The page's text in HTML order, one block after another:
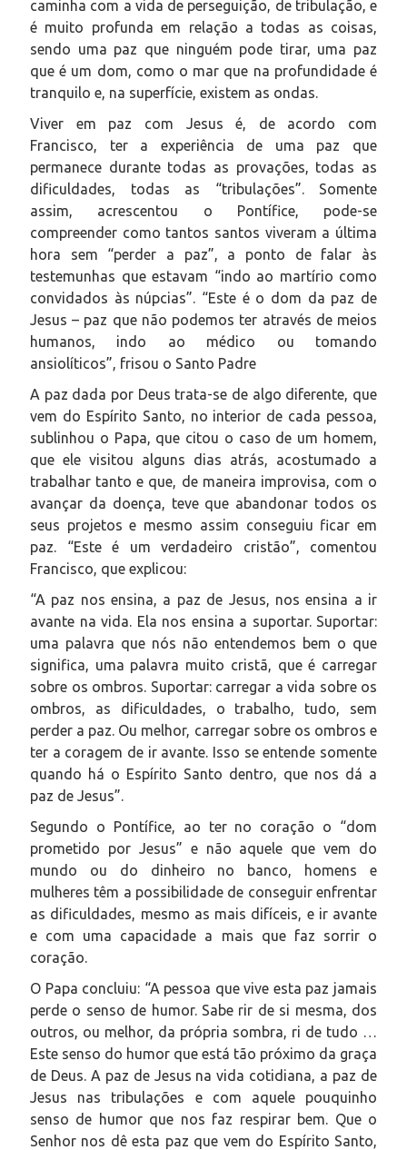
caminha com a vida de perseguição, de tribulação, e
é muito profunda em relação a todas as coisas,
sendo uma paz que ninguém pode tirar, uma paz
que é um dom, como o mar que na profundidade é
tranquilo e, na superfície, existem as ondas.
Viver em paz com Jesus é, de acordo com
Francisco, ter a experiência de uma paz que
permanece durante todas as provações, todas as
dificuldades, todas as “tribulações”. Somente
assim, acrescentou o Pontífice, pode-se
compreender como tantos santos viveram a última
hora sem “perder a paz”, a ponto de falar às
testemunhas que estavam “indo ao martírio como
convidados às núpcias”. “Este é o dom da paz de
Jesus – paz que não podemos ter através de meios
humanos, indo ao médico ou tomando
ansiolíticos”, frisou o Santo Padre
A paz dada por Deus trata-se de algo diferente, que
vem do Espírito Santo, no interior de cada pessoa,
sublinhou o Papa, que citou o caso de um homem,
que ele visitou alguns dias atrás, acostumado a
trabalhar tanto e que, de maneira improvisa, com o
avançar da doença, teve que abandonar todos os
seus projetos e mesmo assim conseguiu ficar em
paz. “Este é um verdadeiro cristão”, comentou
Francisco, que explicou:
“A paz nos ensina, a paz de Jesus, nos ensina a ir
avante na vida. Ela nos ensina a suportar. Suportar:
uma palavra que nós não entendemos bem o que
significa, uma palavra muito cristã, que é carregar
sobre os ombros. Suportar: carregar a vida sobre os
ombros, as dificuldades, o trabalho, tudo, sem
perder a paz. Ou melhor, carregar sobre os ombros e
ter a coragem de ir avante. Isso se entende somente
quando há o Espírito Santo dentro, que nos dá a
paz de Jesus”.
Segundo o Pontífice, ao ter no coração o “dom
prometido por Jesus” e não aquele que vem do
mundo ou do dinheiro no banco, homens e
mulheres têm a possibilidade de conseguir enfrentar
as dificuldades, mesmo as mais difíceis, e ir avante
e com uma capacidade a mais que faz sorrir o
coração.
O Papa concluiu: “A pessoa que vive esta paz jamais
perde o senso de humor. Sabe rir de si mesma, dos
outros, ou melhor, da própria sombra, ri de tudo …
Este senso do humor que está tão próximo da graça
de Deus. A paz de Jesus na vida cotidiana, a paz de
Jesus nas tribulações e com aquele pouquinho
senso de humor que nos faz respirar bem. Que o
Senhor nos dê esta paz que vem do Espírito Santo,